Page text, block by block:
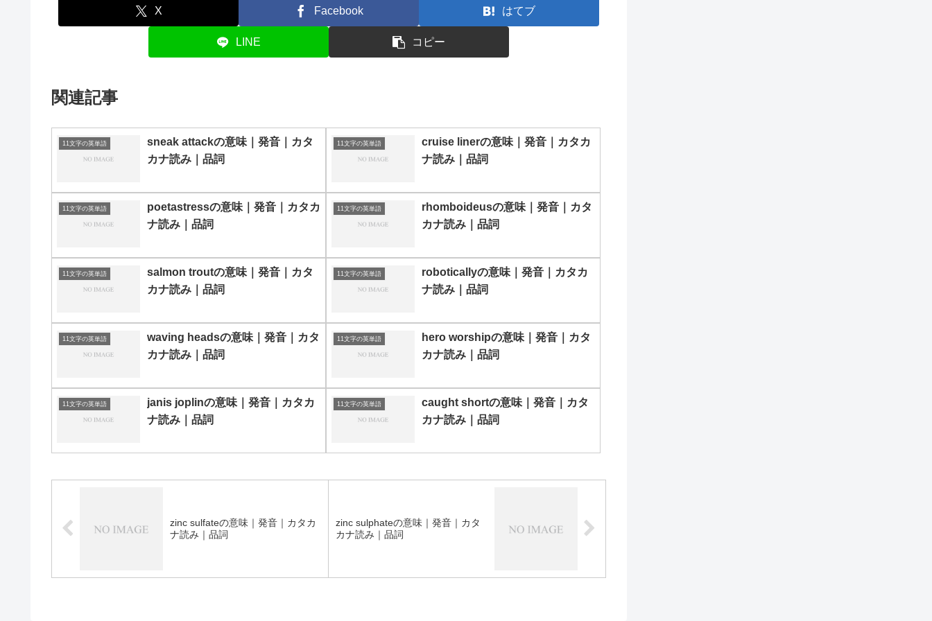
X Facebook はてブ
LINE コピー
関連記事
11文字の英単語
sneak attackの意味｜発音｜カタ
カナ読み｜品詞
11文字の英単語
cruise linerの意味｜発音｜カタカ
ナ読み｜品詞
11文字の英単語
poetastressの意味｜発音｜カタカ
ナ読み｜品詞
11文字の英単語
rhomboideusの意味｜発音｜カタ
カナ読み｜品詞
11文字の英単語
salmon troutの意味｜発音｜カタ
カナ読み｜品詞
11文字の英単語
roboticallyの意味｜発音｜カタカ
ナ読み｜品詞
11文字の英単語
waving headsの意味｜発音｜カタ
カナ読み｜品詞
11文字の英単語
hero worshipの意味｜発音｜カタ
カナ読み｜品詞
11文字の英単語
janis joplinの意味｜発音｜カタカ
ナ読み｜品詞
11文字の英単語
caught shortの意味｜発音｜カタ
カナ読み｜品詞
zinc sulfateの意味｜発音｜カタカ
ナ読み｜品詞
zinc sulphateの意味｜発音｜カタ
カナ読み｜品詞